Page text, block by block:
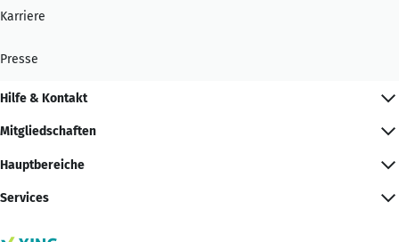
Karriere
Presse
Hilfe & Kontakt
Mitgliedschaften
Hauptbereiche
Services